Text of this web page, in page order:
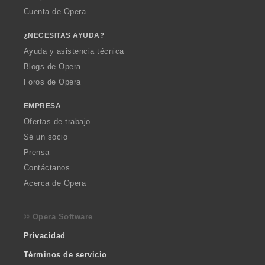
Cuenta de Opera
¿NECESITAS AYUDA?
Ayuda y asistencia técnica
Blogs de Opera
Foros de Opera
EMPRESA
Ofertas de trabajo
Sé un socio
Prensa
Contáctanos
Acerca de Opera
© Opera Software
Privacidad
Términos de servicio